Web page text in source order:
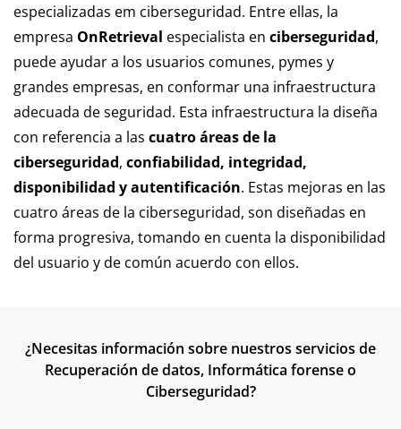
especializadas em ciberseguridad. Entre ellas, la
empresa OnRetrieval especialista en ciberseguridad,
puede ayudar a los usuarios comunes, pymes y
grandes empresas, en conformar una infraestructura
adecuada de seguridad. Esta infraestructura la diseña
con referencia a las cuatro áreas de la
ciberseguridad, confiabilidad, integridad,
disponibilidad y autentificación. Estas mejoras en las
cuatro áreas de la ciberseguridad, son diseñadas en
forma progresiva, tomando en cuenta la disponibilidad
del usuario y de común acuerdo con ellos.
¿Necesitas información sobre nuestros servicios de
Recuperación de datos, Informática forense o
Ciberseguridad?